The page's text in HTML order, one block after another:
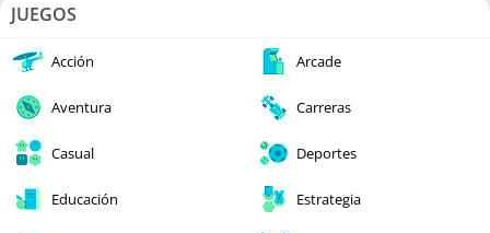
JUEGOS
Acción Arcade
Aventura Carreras
Casual Deportes
Educación Estrategia